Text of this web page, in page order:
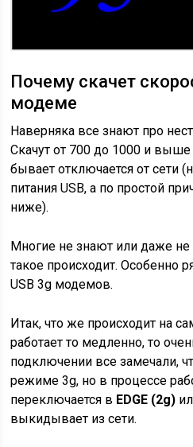
Почему скачет
модеме
Наверняка все знают про
Скачут от 700 до 1000 и
бывает отключается от сети
питания USB, а по простой
ниже).
Многие не знают или даже
такое происходит. Особенно
USB 3g модемов.
Итак, что же происходит на
работает то медленно, то
подключении все замечали,
режиме 3g, но в процессе
переключается в EDGE (2g)
выкидывает из сети.